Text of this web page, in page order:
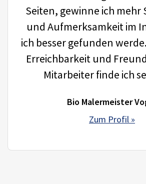
Seiten, gewinne ich mehr
und Aufmerksamkeit im
ich besser gefunden
Erreichbarkeit und
Mitarbeiter finde ich
Bio Malermeister
Zum Profil »